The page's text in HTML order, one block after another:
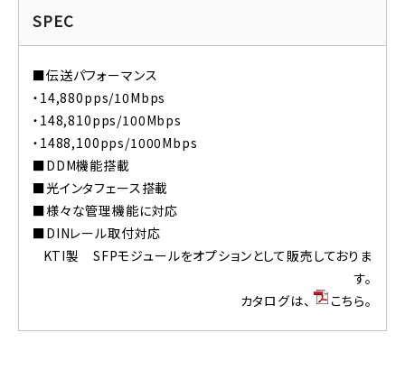
SPEC
■伝送パフォーマンス
・14,880pps/10Mbps
・148,810pps/100Mbps
・1488,100pps/1000Mbps
■DDM機能搭載
■光インタフェース搭載
■様々な管理機能に対応
■DINレール取付対応
KTI製 SFPモジュールをオプションとして販売しておりま
す。
カタログは、
こちら。